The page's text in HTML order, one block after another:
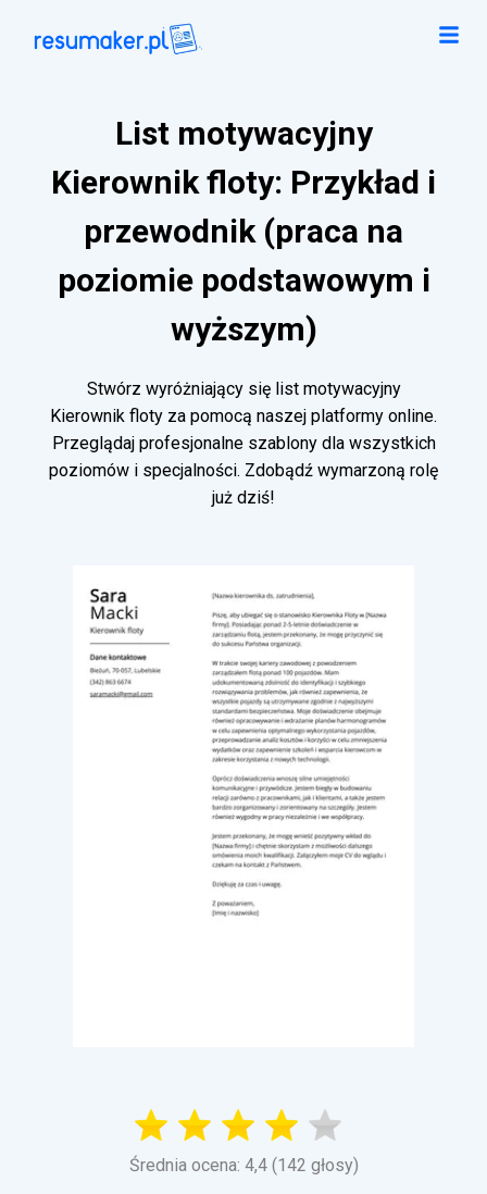
List motywacyjny
Kierownik floty: Przykład i
przewodnik (praca na
poziomie podstawowym i
wyższym)
Stwórz wyróżniający się list motywacyjny
Kierownik floty za pomocą naszej platformy online.
Przeglądaj profesjonalne szablony dla wszystkich
poziomów i specjalności. Zdobądź wymarzoną rolę
już dziś!
Średnia ocena: 4,4 (142 głosy)